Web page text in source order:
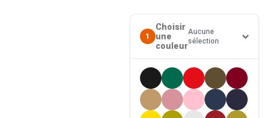
1
Choisir
une
couleur
Aucune
sélection